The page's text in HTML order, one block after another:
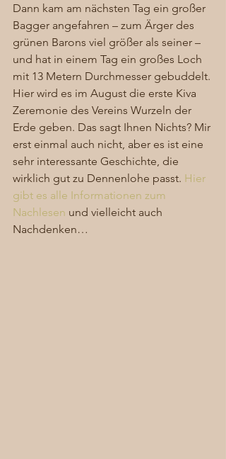
Dann kam am nächsten Tag ein großer
Bagger angefahren – zum Ärger des
grünen Barons viel größer als seiner –
und hat in einem Tag ein großes Loch
mit 13 Metern Durchmesser gebuddelt.
Hier wird es im August die erste Kiva
Zeremonie des Vereins Wurzeln der
Erde geben. Das sagt Ihnen Nichts? Mir
erst einmal auch nicht, aber es ist eine
sehr interessante Geschichte, die
wirklich gut zu Dennenlohe passt. Hier
gibt es alle Informationen zum
Nachlesen und vielleicht auch
Nachdenken…